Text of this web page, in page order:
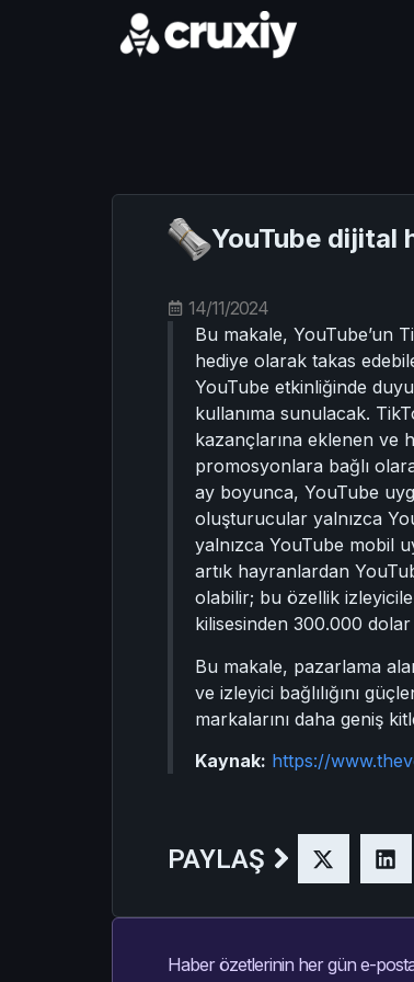
YouTube dijital
14/11/2024
Bu makale, YouTube’un
hediye olarak takas
YouTube etkinliğinde
kullanıma sunulacak.
kazançlarına eklenen ve
promosyonlara bağlı
ay boyunca, YouTube
oluşturucular yalnızca
yalnızca YouTube mobil
artık hayranlardan
olabilir; bu özellik
kilisesinden 300.000
Bu makale, pazarlama
ve izleyici bağlılığını
markalarını daha geniş
Kaynak: https://
PAYLAŞ
Haber özetlerinin her gün e-